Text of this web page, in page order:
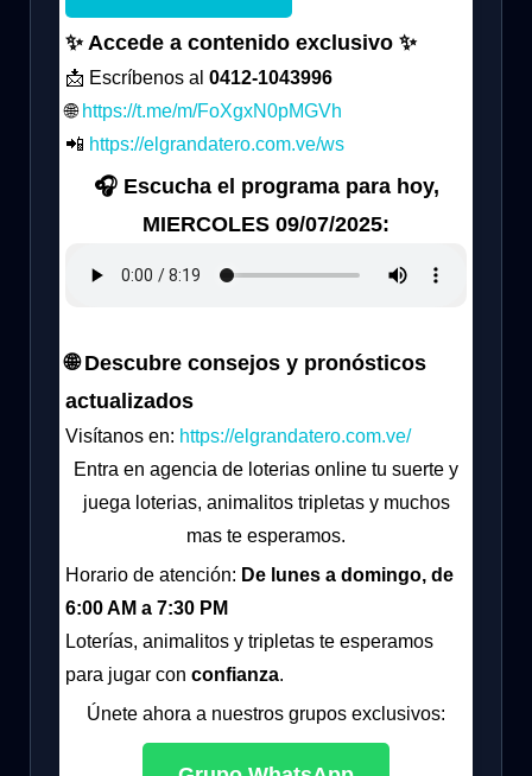
✨ Accede a contenido exclusivo ✨
📩 Escríbenos al 0412-1043996
🌐 https://t.me/m/FoXgxN0pMGVh
📲 https://elgrandatero.com.ve/ws
🎧 Escucha el programa para hoy,
MIERCOLES 09/07/2025:
🌐 Descubre consejos y pronósticos
actualizados
Visítanos en: https://elgrandatero.com.ve/
Entra en agencia de loterias online tu suerte y
juega loterias, animalitos tripletas y muchos
mas te esperamos.
Horario de atención: De lunes a domingo, de
6:00 AM a 7:30 PM
Loterías, animalitos y tripletas te esperamos
para jugar con confianza.
Únete ahora a nuestros grupos exclusivos: